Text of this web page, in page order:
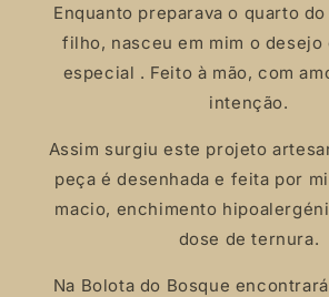
Enquanto preparava o quarto
filho, nasceu em mim o desejo
especial . Feito à mão, com
intenção.
Assim surgiu este projeto
peça é desenhada e feita por
macio, enchimento
dose de ternura.
Na Bolota do Bosque